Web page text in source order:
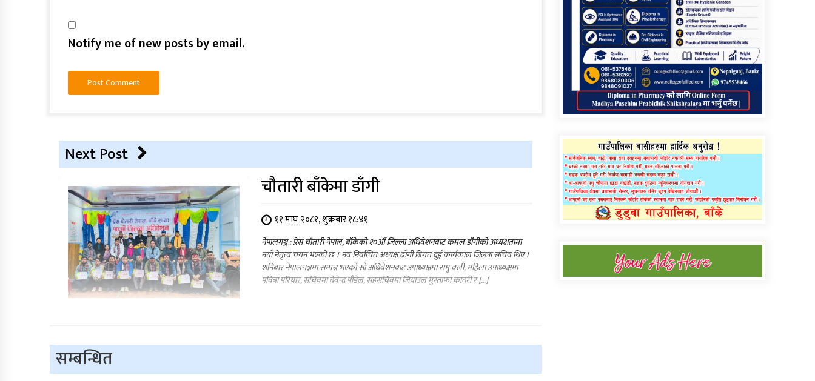
Notify me of new posts by email.
Next Post
चौतारी बाँकेमा डाँगी
११ माघ २०८१, शुक्रबार १८:४१
नेपालगञ्ज : प्रेस चौतारी नेपाल, बाँकेको १०औं जिल्ला अधिवेशनबाट कमल डाँंगीको अध्यक्षतामा
नयाँ नेतृत्व चयन भएको छ । नव निर्वाचित अध्यक्ष ढाँगी बिगत दुई कार्यकाल जिल्ला सचिव थिए ।
शनिबार नेपालगञ्जमा सम्पन्न भएको सो अधिवेशनबाट उपाध्यक्षमा रामु वली, महिला उपाध्यक्षमा
पवित्रा परियार, सचिवमा देवेन्द्र पौडेल, सहसचिवमा जियाउल मुस्ताफा कादरी र […]
सम्बन्धित